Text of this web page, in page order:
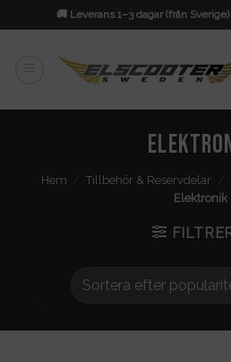
to
🚚 Leverans 1–3 dagar (från Sverige)
Hem Tillbehör & Reservdelar
Elektronik